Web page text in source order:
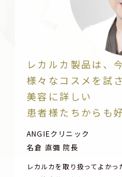
レカルカ製品は、
様々なコスメを試
美容に詳しい
患者様たちからも
ANGIEクリニック
名倉 直彌 院長
レカルカを取り扱ってよか